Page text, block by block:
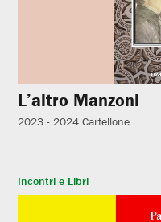
L’altro Manzoni
2023 - 2024 Cartellone
Incontri e Libri